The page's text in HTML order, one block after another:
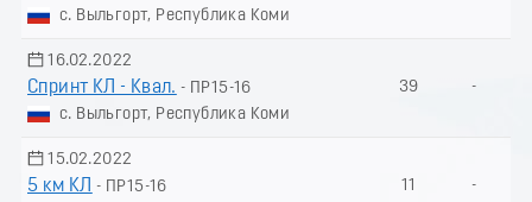
с. Выльгорт, Республика Коми
16.02.2022
Спринт КЛ - Квал. - ПР15-16
с. Выльгорт, Республика Коми
39 -
15.02.2022
5 км КЛ
- ПР15-16
11 -